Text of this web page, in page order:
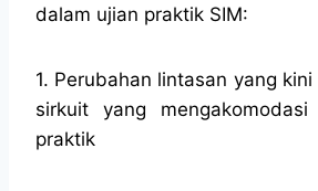
dalam ujian praktik SIM:
1. Perubahan lintasan yang
sirkuit yang
praktik